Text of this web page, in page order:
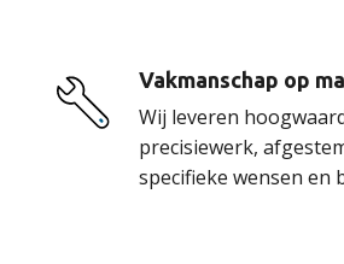
Vakmanschap op
Wij leveren
precisiewerk,
specifieke wensen en